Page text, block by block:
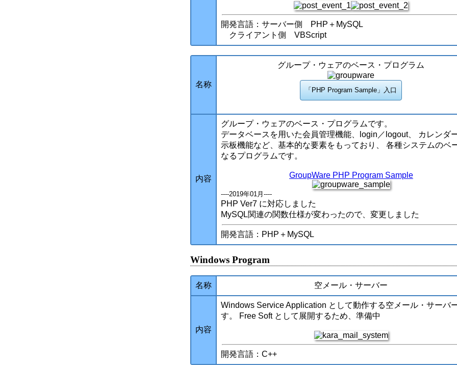
開発言語：サーバー側 PHP＋MySQL
クライアント側 VBScript
名称
グループ・ウェアのベース・プログラム
内容
グループ・ウェアのベース・プログラムです。
データベースを用いた会員管理機能、login／logout、 カレンダ
示板機能など、基本的な要素をもっており、 各種システムのベ
なるプログラムです。
GroupWare PHP Program Sample
----2019年01月----
PHP Ver7 に対応しました
MySQL関連の関数仕様が変わったので、変更しました
開発言語：PHP＋MySQL
Windows Program
名称 空メール・サーバー
内容
Windows Service Application として動作する空メール・サーバ
す。 Free Soft として展開するため、準備中
開発言語：C++